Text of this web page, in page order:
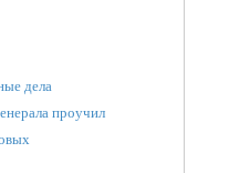
дела
проучил